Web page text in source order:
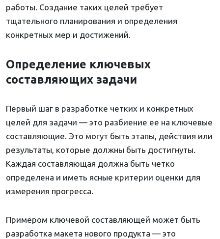
работы. Создание таких целей требует
тщательного планирования и определения
конкретных мер и достижений.
Определение ключевых
составляющих задачи
Первый шаг в разработке четких и конкретных
целей для задачи — это разбиение ее на ключевые
составляющие. Это могут быть этапы, действия или
результаты, которые должны быть достигнуты.
Каждая составляющая должна быть четко
определена и иметь ясные критерии оценки для
измерения прогресса.
Примером ключевой составляющей может быть
разработка макета нового продукта — это